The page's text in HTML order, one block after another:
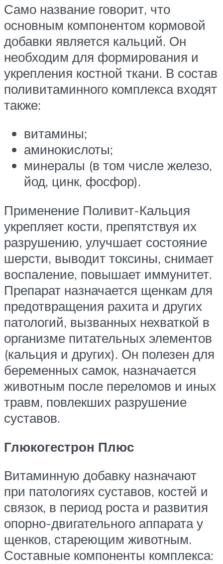
Само название говорит, что
основным компонентом кормовой
добавки является кальций. Он
необходим для формирования и
укрепления костной ткани. В состав
поливитаминного комплекса входят
также:
витамины;
аминокислоты;
минералы (в том числе железо,
йод, цинк, фосфор).
Применение Поливит-Кальция
укрепляет кости, препятствуя их
разрушению, улучшает состояние
шерсти, выводит токсины, снимает
воспаление, повышает иммунитет.
Препарат назначается щенкам для
предотвращения рахита и других
патологий, вызванных нехваткой в
организме питательных элементов
(кальция и других). Он полезен для
беременных самок, назначается
животным после переломов и иных
травм, повлекших разрушение
суставов.
Глюкогестрон Плюс
Витаминную добавку назначают
при патологиях суставов, костей и
связок, в период роста и развития
опорно-двигательного аппарата у
щенков, стареющим животным.
Составные компоненты комплекса: